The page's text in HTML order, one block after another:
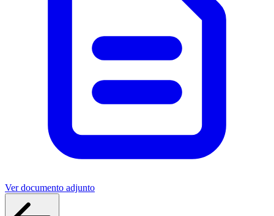
Ver documento adjunto